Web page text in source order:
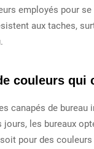
employés pour
aux taches,
couleurs qui
canapés de
jours, les bureaux
pour des